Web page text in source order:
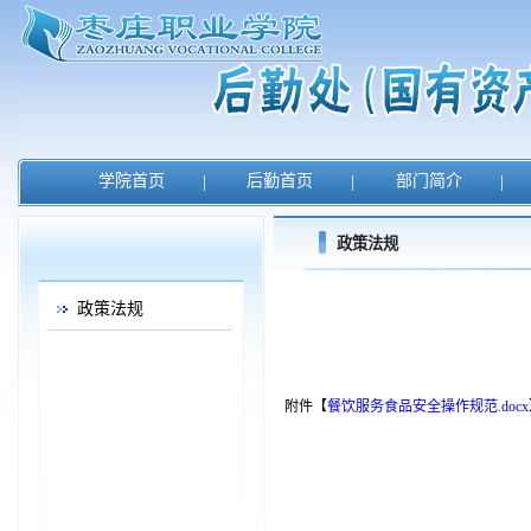
学院首页 | 后勤首页 | 部门简介 |
政策法规
政策法规
附件【餐饮服务食品安全操作规范.docx